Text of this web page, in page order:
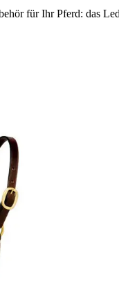
für Ihr Pferd: das